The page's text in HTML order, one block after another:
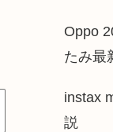
Oppo
たみ最
instax
説